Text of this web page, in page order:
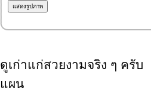
ดูเก่าแก่สวยงามจริง ๆ ครั
แผน